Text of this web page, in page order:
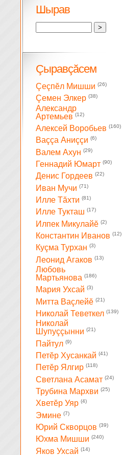
Шырав
Çыравçăсем
Çеçпĕл Мишши (26)
Çемен Элкер (38)
Александр
Артемьев (12)
Алексей Воробьев (160)
Ваççа Аниççи (6)
Валем Ахун (29)
Геннадий Юмарт (90)
Денис Гордеев (22)
Иван Мучи (71)
Илле Тăхти (81)
Илле Тукташ (17)
Илпек Микулайĕ (2)
Константин Иванов (12)
Куçма Турхан (3)
Леонид Агаков (13)
Любовь
Мартьянова (186)
Мария Ухсай (3)
Митта Ваçлейĕ (21)
Николай Теветкел (139)
Николай
Шупуççынни (21)
Пайтул (9)
Петĕр Хусанкай (41)
Петĕр Ялгир (118)
Светлана Асамат (24)
Трубина Мархви (25)
Хветĕр Уяр (4)
Эмине (7)
Юрий Скворцов (39)
Юхма Мишши (240)
Яков Ухсай (14)